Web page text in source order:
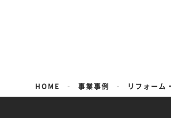
HOME - 事業事例 - リフォーム